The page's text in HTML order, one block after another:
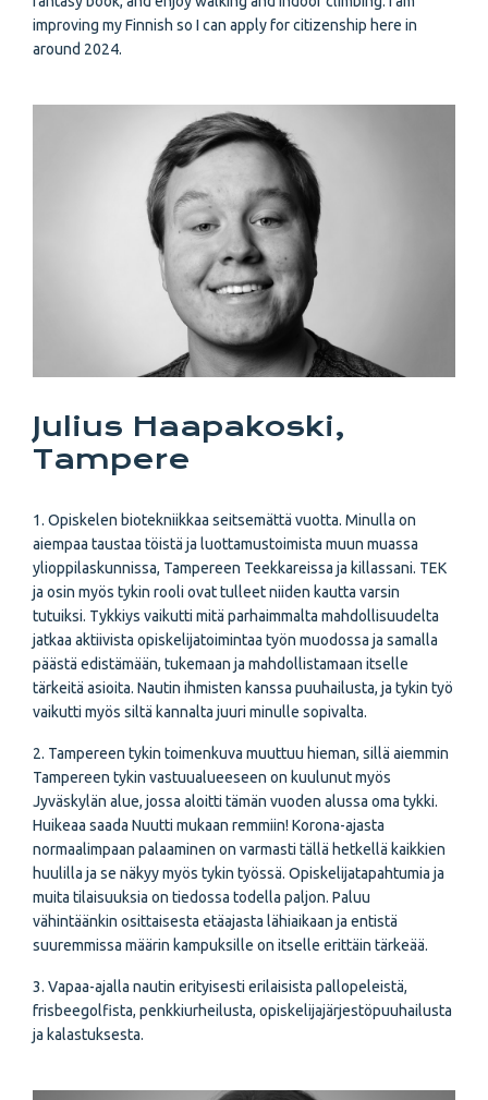
improving my Finnish so I can apply for citizenship here in
around 2024.
Julius Haapakoski,
Tampere
1. Opiskelen biotekniikkaa seitsemättä vuotta. Minulla on
aiempaa taustaa töistä ja luottamustoimista muun muassa
ylioppilaskunnissa, Tampereen Teekkareissa ja killassani. TEK
ja osin myös tykin rooli ovat tulleet niiden kautta varsin
tutuiksi. Tykkiys vaikutti mitä parhaimmalta mahdollisuudelta
jatkaa aktiivista opiskelijatoimintaa työn muodossa ja samalla
päästä edistämään, tukemaan ja mahdollistamaan itselle
tärkeitä asioita. Nautin ihmisten kanssa puuhailusta, ja tykin työ
vaikutti myös siltä kannalta juuri minulle sopivalta.
2. Tampereen tykin toimenkuva muuttuu hieman, sillä aiemmin
Tampereen tykin vastuualueeseen on kuulunut myös
Jyväskylän alue, jossa aloitti tämän vuoden alussa oma tykki.
Huikeaa saada Nuutti mukaan remmiin! Korona-ajasta
normaalimpaan palaaminen on varmasti tällä hetkellä kaikkien
huulilla ja se näkyy myös tykin työssä. Opiskelijatapahtumia ja
muita tilaisuuksia on tiedossa todella paljon. Paluu
vähintäänkin osittaisesta etäajasta lähiaikaan ja entistä
suuremmissa määrin kampuksille on itselle erittäin tärkeää.
3. Vapaa-ajalla nautin erityisesti erilaisista pallopeleistä,
frisbeegolfista, penkkiurheilusta, opiskelijajärjestöpuuhailusta
ja kalastuksesta.